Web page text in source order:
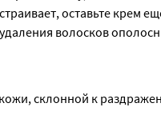
оставьте
волосков
склонной к